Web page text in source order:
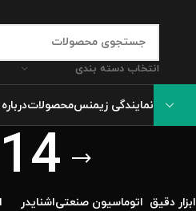
انتخاب دسته بندی
نمایندگی زیمنسمحصولات
ابزار دقیق اتوماسیون صنعتیاشنایدر